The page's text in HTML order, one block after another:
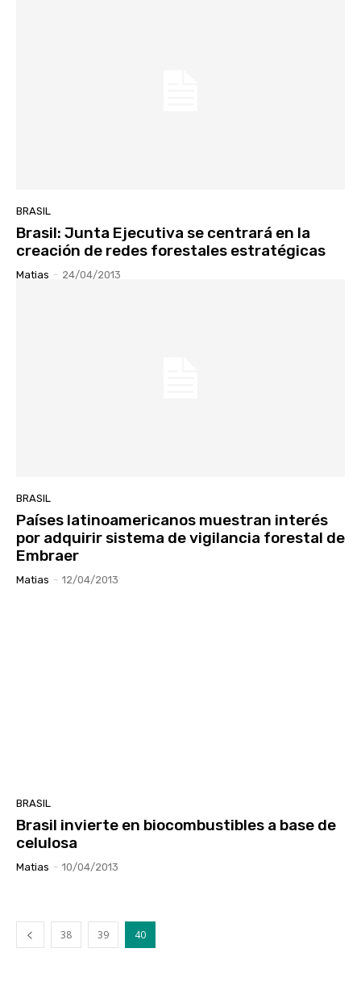
BRASIL
Brasil: Junta Ejecutiva se centrará en la
creación de redes forestales estratégicas
Matias - 24/04/2013
BRASIL
Países latinoamericanos muestran interés
por adquirir sistema de vigilancia forestal de
Embraer
Matias - 12/04/2013
BRASIL
Brasil invierte en biocombustibles a base de
celulosa
Matias - 10/04/2013
38 39 40